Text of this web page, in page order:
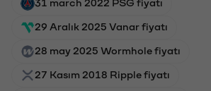
29 Aralık 2025 Vanar fiyatı
28 may 2025 Wormhole fiyatı
27 Kasım 2018 Ripple fiyatı